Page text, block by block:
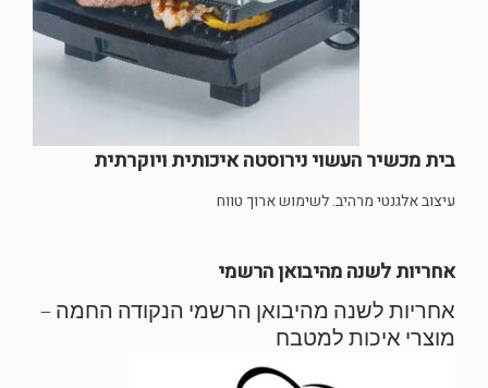
בית מכשיר העשוי נירוסטה איכותית ויוקרתית
עיצוב אלגנטי מרהיב. לשימוש ארוך טווח
אחריות לשנה מהיבואן הרשמי
אחריות לשנה מהיבואן הרשמי הנקודה החמה –
מוצרי איכות למטבח